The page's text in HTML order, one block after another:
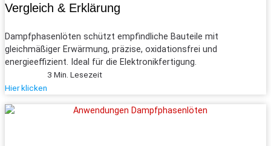
Vergleich & Erklärung
Dampf­phasen­löten schützt empfindliche Bauteile mit
gleichmäßiger Erwärmung, präzise, oxidationsfrei und
energieeffizient. Ideal für die Elektronikfertigung.
Hier klicken
3 Min. Lesezeit